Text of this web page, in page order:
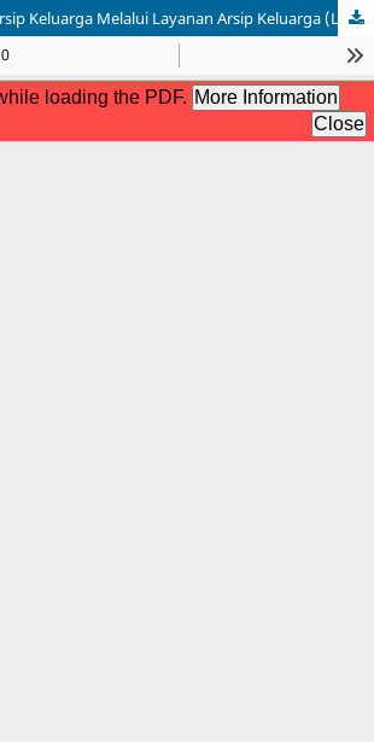
Penyelamatan Arsip Keluarga Melalui Layanan Arsip Keluarga (LASIGA) Pada Kelurahan Kwitang Jakarta